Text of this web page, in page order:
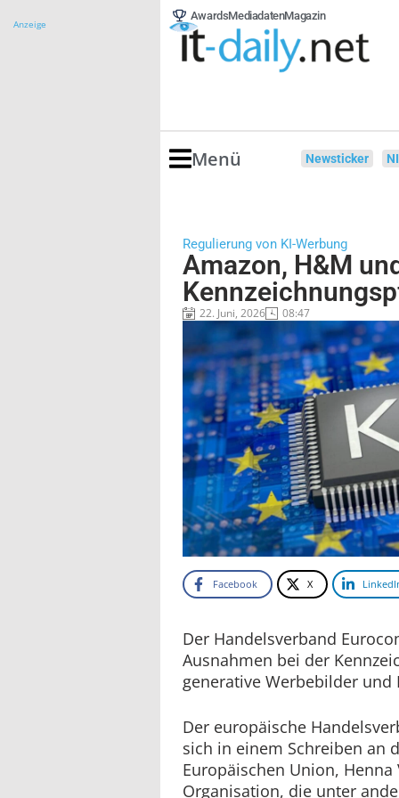
Anzeige
AwardsMediadatenMagazin
Menü Newsticker
Regulierung von KI-Werbung
Amazon, H&M
22. Juni, 2026 08:47
Facebook X
Der Handelsverband
Ausnahmen bei der
generative Werbebilder und
Der europäische
sich in einem Schreiben an
Europäischen Union,
Organisation, die unter